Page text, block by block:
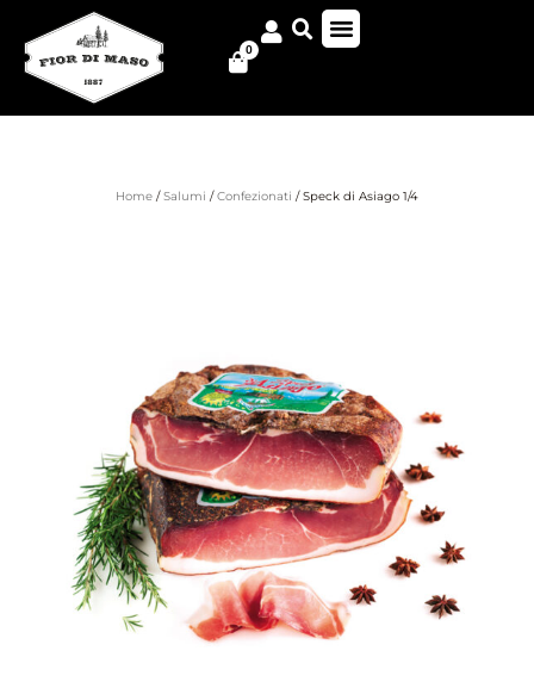
0
Home /Salumi /Confezionati / Speck di Asiago 1/4